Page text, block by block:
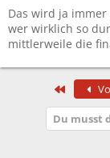
:
Das wird ja
wer wirklich so
mittlerweile die
Erste
Du musst